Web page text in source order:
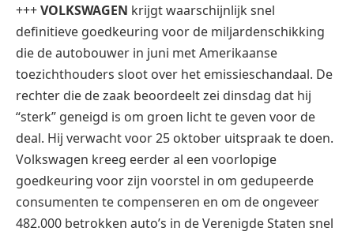
+++VOLKSWAGEN krijgt waarschijnlijk snel
definitieve goedkeuring voor de miljardenschikking
die de autobouwer in juni met Amerikaanse
toezichthouders sloot over het emissieschandaal. De
rechter die de zaak beoordeelt zei dinsdag dat hij
“sterk” geneigd is om groen licht te geven voor de
deal. Hij verwacht voor 25 oktober uitspraak te doen.
Volkswagen kreeg eerder al een voorlopige
goedkeuring voor zijn voorstel in om gedupeerde
consumenten te compenseren en om de ongeveer
482.000 betrokken auto’s in de Verenigde Staten snel